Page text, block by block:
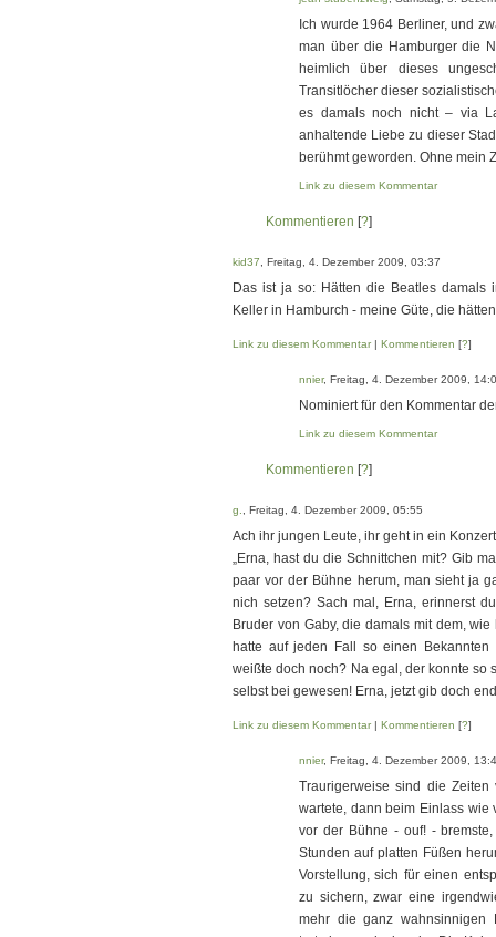
Ich wurde 1964 Berliner, und
man über die Hamburger die
heimlich über dieses
Transitlöcher dieser
es damals noch nicht – via
anhaltende Liebe zu dieser
berühmt geworden. Ohne mein
Link zu diesem Kommentar
Kommentieren [?]
kid37 , Freitag, 4. Dezember 2009, 03:37
Das ist ja so: Hätten die Beatles
Keller in Hamburch - meine Güte, die
Link zu diesem Kommentar| Kommentieren [?]
nnier, Freitag, 4. Dezember 2009,
Nominiert für den Kommentar
Link zu diesem Kommentar
Kommentieren [?]
g. , Freitag, 4. Dezember 2009, 05:55
Ach ihr jungen Leute, ihr geht in ein
„Erna, hast du die Schnittchen mit? Gib
paar vor der Bühne herum, man sieht ja
nich setzen? Sach mal, Erna, erinnerst
Bruder von Gaby, die damals mit dem,
hatte auf jeden Fall so einen
weißte doch noch? Na egal, der konnte so
selbst bei gewesen! Erna, jetzt gib doch
Link zu diesem Kommentar| Kommentieren [?]
nnier, Freitag, 4. Dezember 2009,
Traurigerweise sind die
wartete, dann beim Einlass wie
vor der Bühne - ouf! -
Stunden auf platten Füßen
Vorstellung, sich für einen
zu sichern, zwar eine
mehr die ganz wahnsinnigen